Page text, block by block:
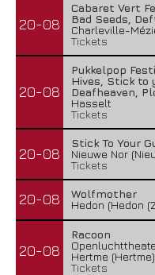
20-08
Cabaret Vert
Bad Seeds,
Charleville-
Tickets
20-08
Pukkelpop
Hives, Stick to
Deafheaven,
Hasselt
Tickets
20-08
Stick To Your
Nieuwe Nor
Tickets
20-08
Wolfmother
Hedon (Hedon
20-08
Racoon
Hertme
Tickets